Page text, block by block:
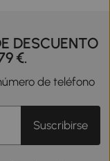
DESCUENTO
€.
de teléfono
Suscribirse